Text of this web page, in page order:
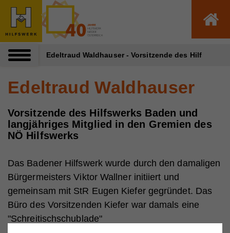
Edeltraud Waldhauser - Vorsitzende des Hilfswerks
Edeltraud Waldhauser
Vorsitzende des Hilfswerks Baden und
langjähriges Mitglied in den Gremien des
NÖ Hilfswerks
Das Badener Hilfswerk wurde durch den damaligen
Bürgermeisters Viktor Wallner initiiert und
gemeinsam mit StR Eugen Kiefer gegründet. Das
Büro des Vorsitzenden Kiefer war damals eine
"Schreitischschublade"